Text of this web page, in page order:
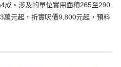
成。涉及的單位實用面積265至290
萬元起，折實呎價9,800元起，預料